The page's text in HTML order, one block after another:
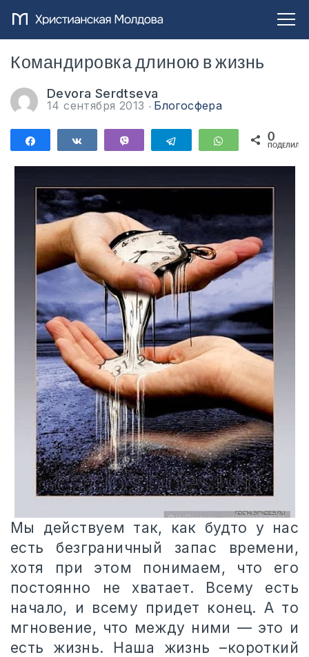
Командировка длиною в жизнь
Devora Serdtseva
14 сентября 2013 Блогосфера
ПоделитьсяПоделиться Telegram WhatsApp
0
Мы действуем так, как будто у нас
есть безграничный запас времени,
хотя при этом понимаем, что его
постоянно не хватает. Всему есть
начало, и всему придет конец. А то
мгновение, что между ними — это и
есть жизнь. Наша жизнь –короткий